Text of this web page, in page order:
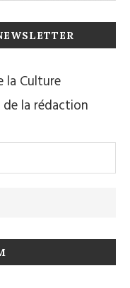
la Culture
la rédaction